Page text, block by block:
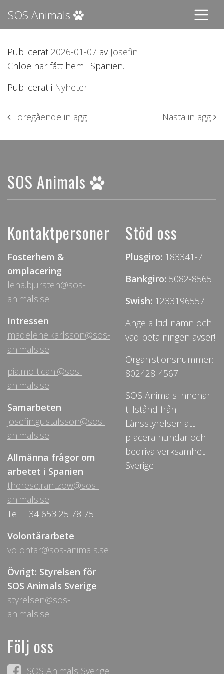
SOS Animals
Publicerat 2026-01-07 av Josefin
Chloe har fått hem i Spanien.
Publicerat i Nyheter
Inläggsnavigering
Föregående inlägg Nästa inlägg
SOS Animals
Kontaktpersoner
Fosterhem &
omplacering
lena.bjursten@sos-
animals.se
Intressen
madelene.karlsson@sos-
animals.se
pia.molticani@sos-
animals.se
Samarbeten
josefin.gustafsson@sos-
animals.se
Allmänna frågor om
arbetet i Spanien
therese.rantzow@sos-
animals.se
Tel: +34 653 25 78 75
Volontärarbete
volontar@sos-animals.se
Övrigt: Styrelsen för
SOS Animals Sverige
styrelsen@sos-
animals.se
Stöd oss
Plusgiro: 183341-7
Bankgiro: 5082-8565
Swish: 1233196557
Ange alltid namn och
vad betalningen avser!
Organistionsnummer:
802428-4567
SOS Animals innehar
tillstånd från
Länsstyrelsen att
placera hundar och
bedriva verksamhet i
Sverige
Följ oss
SOS Animals Sverige